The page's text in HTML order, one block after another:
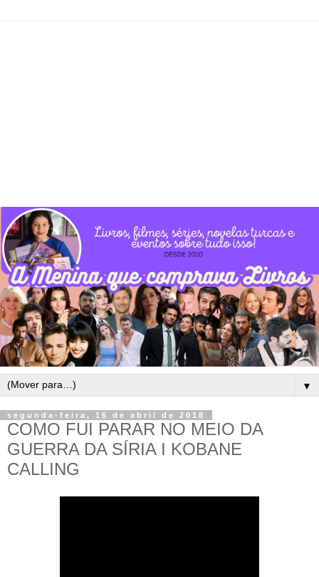
▼
segunda-feira, 16 de abril de 2018
COMO FUI PARAR NO MEIO DA
GUERRA DA SÍRIA I KOBANE
CALLING